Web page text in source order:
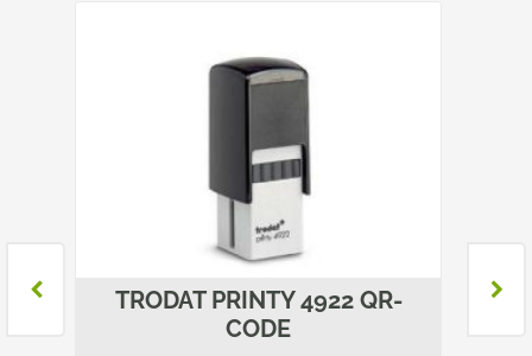
TRODAT PRINTY 4922 QR-
CODE